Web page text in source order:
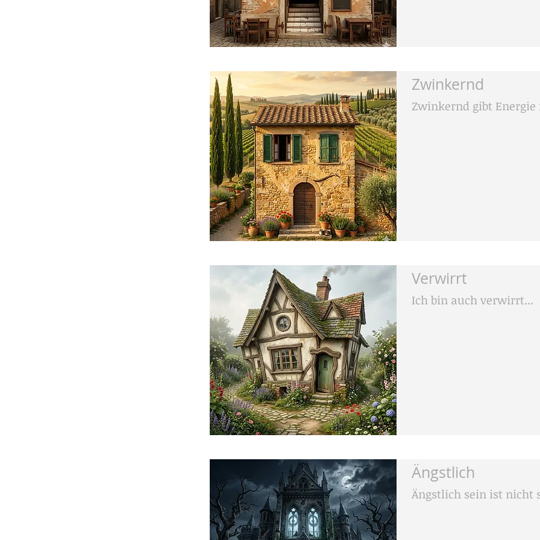
Zwinkernd
Zwinkernd gibt
Verwirrt
Ich bin auch verwirrt...
Ängstlich
Ängstlich sein ist nicht